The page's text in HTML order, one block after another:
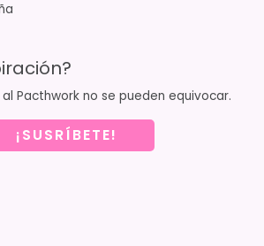
Pacthwork no se pueden equivocar.
¡SUSRÍBETE!